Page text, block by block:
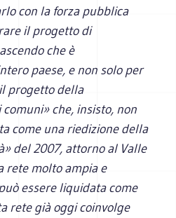
con la forza pubblica
il progetto di
che è
paese, e non solo per
progetto della
che, insisto, non
come una riedizione della
del 2007, attorno al Valle
rete molto ampia e
essere liquidata come
rete già oggi coinvolge